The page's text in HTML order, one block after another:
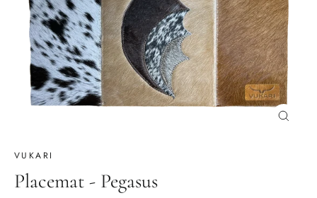
VUKARI
Placemat - Pegasus